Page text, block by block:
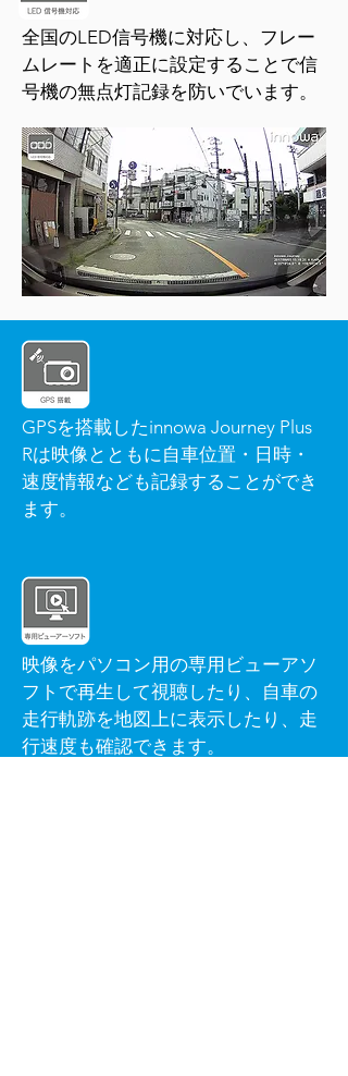
全国のLED信号機に対応し、フレー
ムレートを適正に設定することで信
号機の無点灯記録を防いでいます。
GPSを搭載したinnowa Journey Plus
Rは映像とともに自車位置・日時・
速度情報なども記録することができ
ます。
映像をパソコン用の専用ビューアソ
フトで再生して視聴したり、自車の
走行軌跡を地図上に表示したり、走
行速度も確認できます。